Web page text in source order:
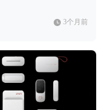
3个月前